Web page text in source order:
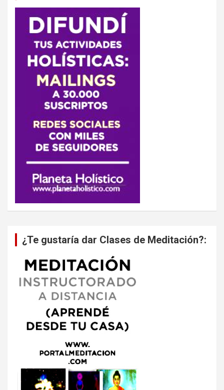
¿Te gustaría dar Clases de Meditación?: